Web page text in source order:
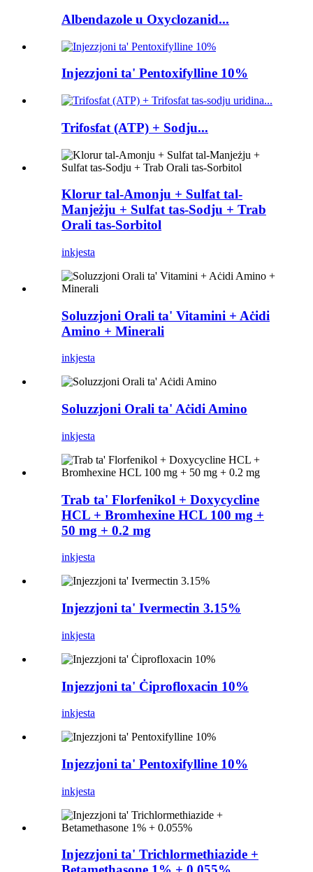
Albendazole u Oxyclozanid...
Injezzjoni ta' Pentoxifylline 10%
Trifosfat (ATP) + Sodju...
Klorur tal-Amonju + Sulfat tal-
Manjeżju + Sulfat tas-Sodju + Trab
Orali tas-Sorbitol
inkjesta
Soluzzjoni Orali ta' Vitamini + Aċidi
Amino + Minerali
inkjesta
Soluzzjoni Orali ta' Aċidi Amino
inkjesta
Trab ta' Florfenikol + Doxycycline
HCL + Bromhexine HCL 100 mg +
50 mg + 0.2 mg
inkjesta
Injezzjoni ta' Ivermectin 3.15%
inkjesta
Injezzjoni ta' Ċiprofloxacin 10%
inkjesta
Injezzjoni ta' Pentoxifylline 10%
inkjesta
Injezzjoni ta' Trichlormethiazide +